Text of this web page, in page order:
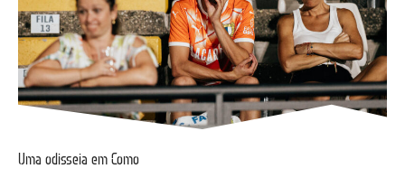
Uma odisseia em Como